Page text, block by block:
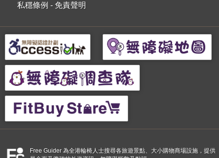
私穩條例 - 免責聲明
Free Guider 為全港輪椅人士搜尋各旅遊景點、大小購物商場設施，提供